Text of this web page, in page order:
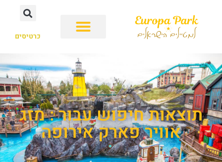
כרטיסים
תוצאות חיפוש עבור : מזג
אוויר פארק אירופה